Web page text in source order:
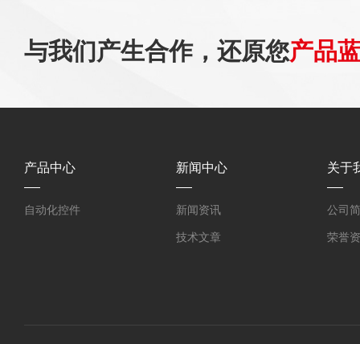
与我们产生合作，还原您产品
产品中心
自动化控件
新闻中心
新闻资讯
技术文章
关于
公司
荣誉